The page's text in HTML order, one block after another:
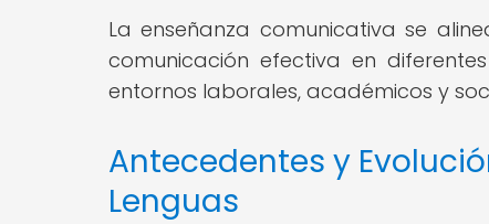
La enseñanza comunicativa se
comunicación efectiva en
entornos laborales, académicos y
Antecedentes y
Lenguas